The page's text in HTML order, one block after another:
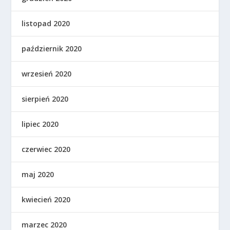
listopad 2020
październik 2020
wrzesień 2020
sierpień 2020
lipiec 2020
czerwiec 2020
maj 2020
kwiecień 2020
marzec 2020